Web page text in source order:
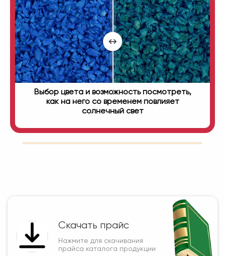
Выбор цвета и возможность посмотреть,
как на него со временем повлияет
солнечный свет
Скачать прайс
Нажмите для скачивания
прайса каталога продукции